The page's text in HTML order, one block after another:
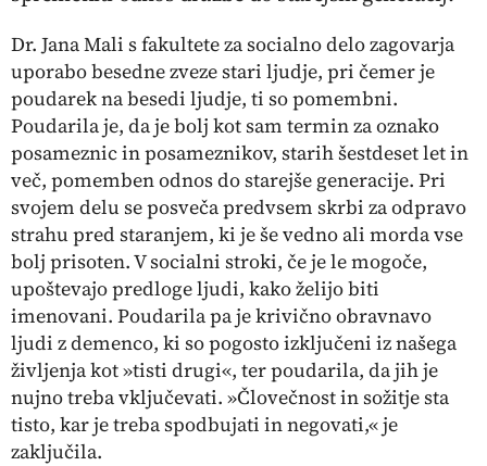
Dr. Jana Mali s fakultete za socialno delo zagovarja
uporabo besedne zveze stari ljudje, pri čemer je
poudarek na besedi ljudje, ti so pomembni.
Poudarila je, da je bolj kot sam termin za oznako
posameznic in posameznikov, starih šestdeset let in
več, pomemben odnos do starejše generacije. Pri
svojem delu se posveča predvsem skrbi za odpravo
strahu pred staranjem, ki je še vedno ali morda vse
bolj prisoten. V socialni stroki, če je le mogoče,
upoštevajo predloge ljudi, kako želijo biti
imenovani. Poudarila pa je krivično obravnavo
ljudi z demenco, ki so pogosto izključeni iz našega
življenja kot »tisti drugi«, ter poudarila, da jih je
nujno treba vključevati. »Človečnost in sožitje sta
tisto, kar je treba spodbujati in negovati,« je
zaključila.